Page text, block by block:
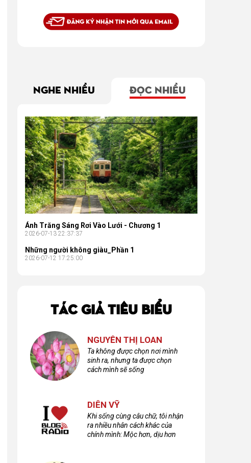
NGHE NHIỀU ĐỌC NHIỀU
Ánh Trăng Sáng Rơi Vào Lưới - Chương 1
2026-07-13 22:37:37
Những người không giàu_Phần 1
2026-07-12 17:25:00
TÁC GIẢ TIÊU BIỂU
NGUYỄN THỊ LOAN
Ta không được chọn nơi mình
sinh ra, nhưng ta được chọn
cách mình sẽ sống
DIÊN VỸ
Khi sống cùng câu chữ, tôi nhận
ra nhiều nhân cách khác của
chính mình: Mộc hơn, dịu hơn